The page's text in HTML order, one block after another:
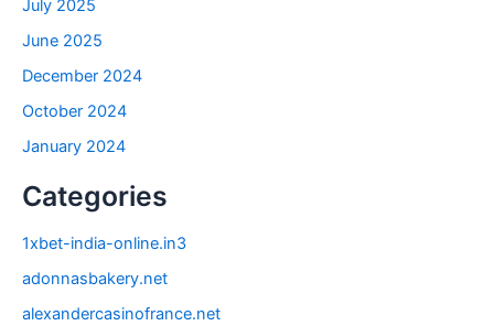
July 2025
June 2025
December 2024
October 2024
January 2024
Categories
1xbet-india-online.in3
adonnasbakery.net
alexandercasinofrance.net